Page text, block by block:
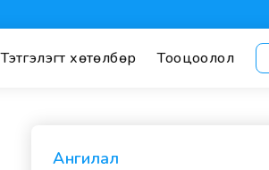
Тэтгэлэгт хөтөлбөр Тооцоолол
Ангилал